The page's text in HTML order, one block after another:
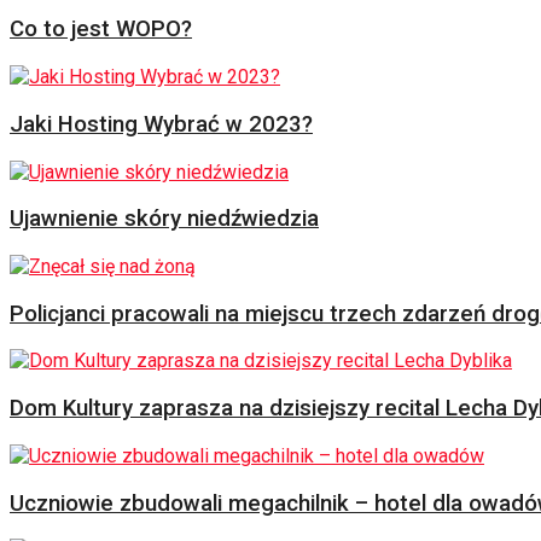
Co to jest WOPO?
Jaki Hosting Wybrać w 2023?
Ujawnienie skóry niedźwiedzia
Policjanci pracowali na miejscu trzech zdarzeń
Dom Kultury zaprasza na dzisiejszy recital Lecha
Uczniowie zbudowali megachilnik – hotel dla